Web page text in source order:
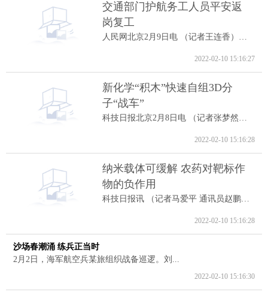
交通部门护航务工人员平安返
岗复工
人民网北京2月9日电 （记者王连香）记者...
2022-02-10 15:16:27
新化学“积木”快速自组3D分
子“战车”
科技日报北京2月8日电 （记者张梦然）据...
2022-02-10 15:16:28
纳米载体可缓解 农药对靶标作
物的负作用
科技日报讯 （记者马爱平 通讯员赵鹏跃...
2022-02-10 15:16:28
沙场春潮涌 练兵正当时
2月2日，海军航空兵某旅组织战备巡逻。刘...
2022-02-10 15:16:30